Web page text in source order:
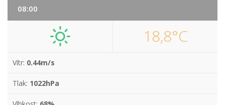
08:00
18,8°C
Vítr: 0.44m/s
Tlak: 1022hPa